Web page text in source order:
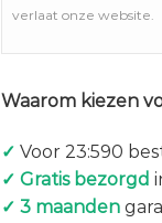
verlaat onze website.
Waarom kiezen
✓ Voor 23:590
✓ Gratis bezorgd
✓ 3 maanden